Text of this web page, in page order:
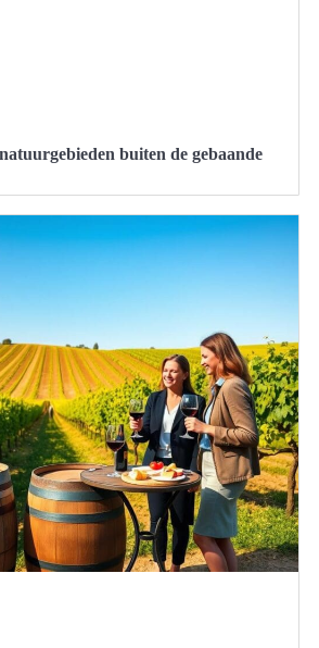
buiten de gebaande